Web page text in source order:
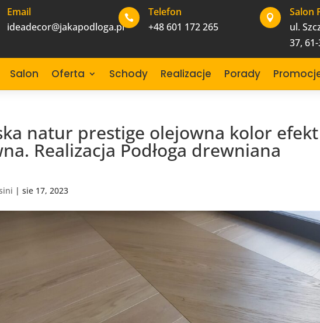
Email
ideadecor@jakapodloga.pl

Telefon
+48 601 172 265

Salon
ul.
37,
Salon Oferta Schody Realizacje Porady
natur prestige olejowna kolor efekt
Realizacja Podłoga drewniana
|sie 17, 2023